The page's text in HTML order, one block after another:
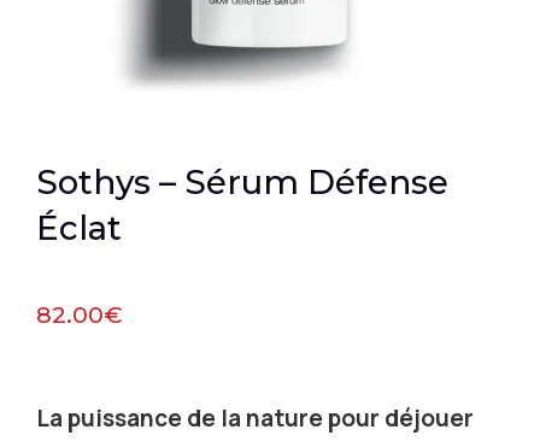
Sothys – Sérum Défense
Éclat
82.00€
La puissance de la nature pour déjouer